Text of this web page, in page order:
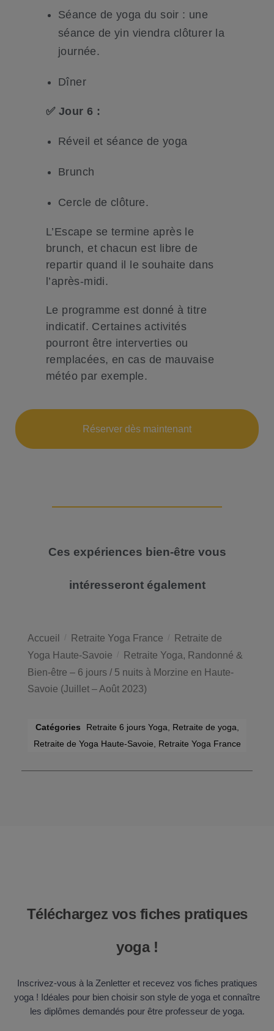
Séance de yoga du soir : une
séance de yin viendra clôturer la
journée.
Dîner
✅ Jour 6 :
Réveil et séance de yoga
Brunch
Cercle de clôture.
L’Escape se termine après le
brunch, et chacun est libre de
repartir quand il le souhaite dans
l’après-midi.
Le programme est donné à titre
indicatif. Certaines activités
pourront être interverties ou
remplacées, en cas de mauvaise
météo par exemple.
Réserver dès maintenant
Ces expériences bien-être vous
intéresseront également
Accueil / Retraite Yoga France /
Retraite de
Yoga Haute-Savoie
/
Retraite Yoga, Randonné &
Bien-être – 6 jours / 5 nuits à Morzine en Haute-
Savoie (Juillet – Août 2023)
Catégories Retraite 6 jours Yoga Retraite de yoga
Retraite de Yoga Haute-Savoie
Retraite Yoga France
Téléchargez vos fiches pratiques
yoga !
Inscrivez-vous à la Zenletter et recevez vos fiches pratiques
yoga ! Idéales pour bien choisir son style de yoga et connaître
les diplômes demandés pour être professeur de yoga.